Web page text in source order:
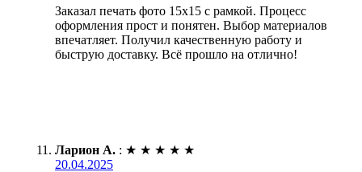
Заказал печать фото 15х15 с рамкой. Процесс
оформления прост и понятен. Выбор материалов
впечатляет. Получил качественную работу и
быструю доставку. Всё прошло на отлично!
Ларион А. : ★ ★ ★ ★ ★
20.04.2025